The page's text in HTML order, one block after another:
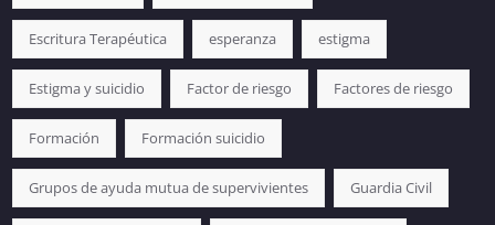
Escritura Terapéutica esperanza estigma
Estigma y suicidio Factor de riesgo Factores de riesgo
Formación Formación suicidio
Grupos de ayuda mutua de supervivientes Guardia Civil